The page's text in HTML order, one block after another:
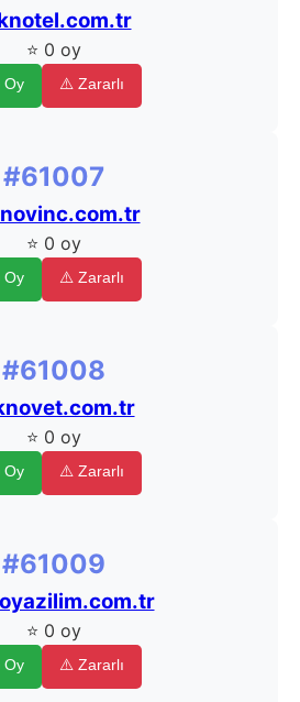
⭐ 0 oy
Oy ⚠️ Zararlı
#61007
⭐ 0 oy
Oy ⚠️ Zararlı
#61008
⭐ 0 oy
Oy ⚠️ Zararlı
#61009
⭐ 0 oy
Oy ⚠️ Zararlı